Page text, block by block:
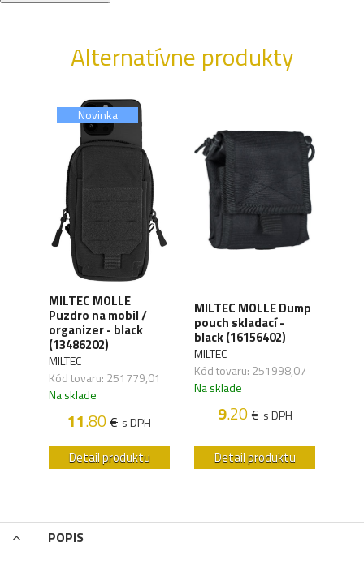
Alternatívne produkty
Novinka
MILTEC MOLLE
Puzdro na mobil /
organizer - black
(13486202)
MILTEC
Kód tovaru: 251779,01
Na sklade
11.80€ s DPH
Detail produktu
MILTEC MOLLE Dump
pouch skladací -
black (16156402)
MILTEC
Kód tovaru: 251998,07
Na sklade
9.20€ s DPH
Detail produktu
POPIS